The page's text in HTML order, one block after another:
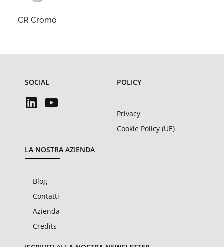
CR Cromo
SOCIAL POLICY
Privacy
Cookie Policy (UE)
LA NOSTRA AZIENDA
Blog
Contatti
Azienda
Credits